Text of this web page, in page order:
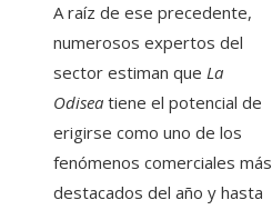
A raíz de ese precedente,
numerosos expertos del
sector estiman que La
Odisea tiene el potencial de
erigirse como uno de los
fenómenos comerciales más
destacados del año y hasta